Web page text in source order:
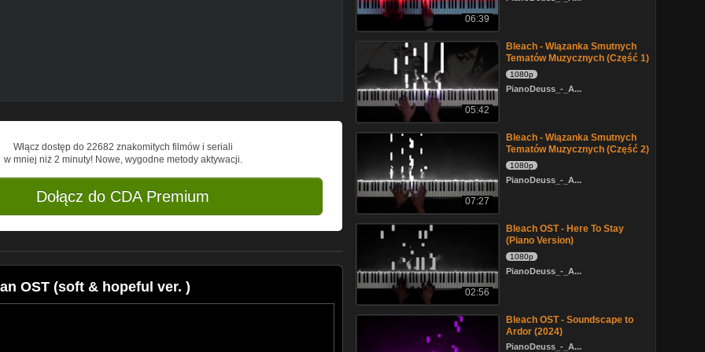
Włącz dostęp do 22682 znakomitych filmów i seriali
w mniej niż 2 minuty! Nowe, wygodne metody aktywacji.
Dołącz do CDA Premium
OST (soft & hopeful ver. )
06:39
05:42
Bleach - Wiązanka Smutnych
Tematów Muzycznych (Część 1)
1080p
PianoDeuss_-_A...
07:27
Bleach - Wiązanka Smutnych
Tematów Muzycznych (Część 2)
1080p
PianoDeuss_-_A...
02:56
Bleach OST - Here To Stay
(Piano Version)
1080p
PianoDeuss_-_A...
Bleach OST - Soundscape to
Ardor (2024)
PianoDeuss_-_A...